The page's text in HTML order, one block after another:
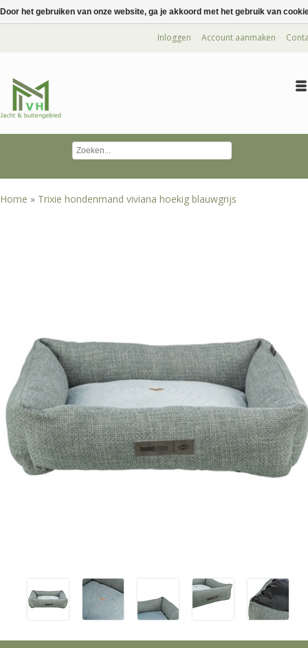
Inloggen Account aanmaken
Home » Trixie hondenmand viviana hoekig blauwgrijs
Door het gebruiken van onze website, ga je akkoord met het gebruik van